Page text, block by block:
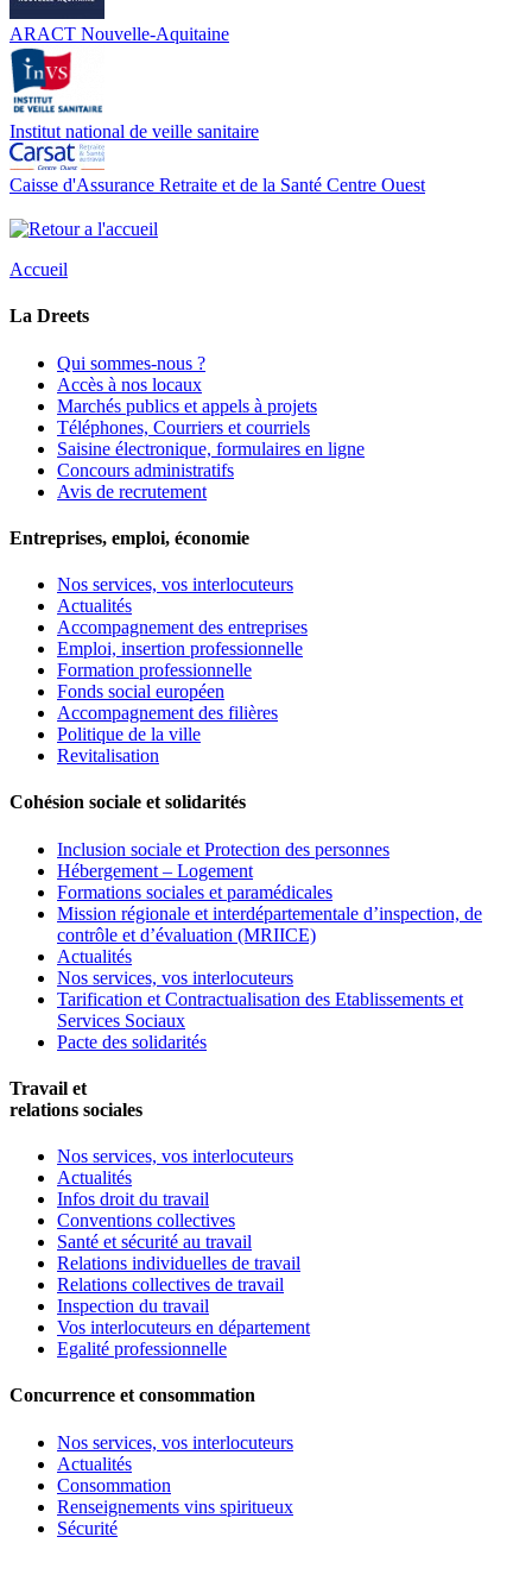
ARACT Nouvelle-Aquitaine
Institut national de veille sanitaire
Caisse d'Assurance Retraite et de la Santé Centre Ouest
Accueil
La Dreets
Qui sommes-nous ?
Accès à nos locaux
Marchés publics et appels à projets
Téléphones, Courriers et courriels
Saisine électronique, formulaires en ligne
Concours administratifs
Avis de recrutement
Entreprises, emploi, économie
Nos services, vos interlocuteurs
Actualités
Accompagnement des entreprises
Emploi, insertion professionnelle
Formation professionnelle
Fonds social européen
Accompagnement des filières
Politique de la ville
Revitalisation
Cohésion sociale et solidarités
Inclusion sociale et Protection des personnes
Hébergement – Logement
Formations sociales et paramédicales
Mission régionale et interdépartementale d’inspection, de
contrôle et d’évaluation (MRIICE)
Actualités
Nos services, vos interlocuteurs
Tarification et Contractualisation des Etablissements et
Services Sociaux
Pacte des solidarités
Travail et
relations sociales
Nos services, vos interlocuteurs
Actualités
Infos droit du travail
Conventions collectives
Santé et sécurité au travail
Relations individuelles de travail
Relations collectives de travail
Inspection du travail
Vos interlocuteurs en département
Egalité professionnelle
Concurrence et consommation
Nos services, vos interlocuteurs
Actualités
Consommation
Renseignements vins spiritueux
Sécurité